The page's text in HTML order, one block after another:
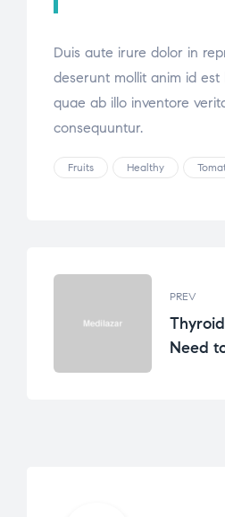
Duis aute irure dolor in
deserunt mollit anim id
quae ab illo inventore
consequuntur.
Fruits Healthy
PREV
Need